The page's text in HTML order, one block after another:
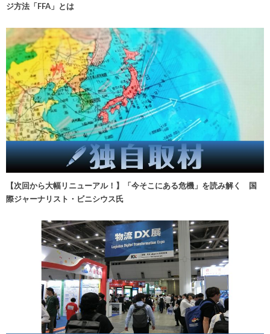
ジ方法「FFA」とは
【次回から大幅リニューアル！】「今そこにある危機」を読み解く 国
際ジャーナリスト・ビニシウス氏